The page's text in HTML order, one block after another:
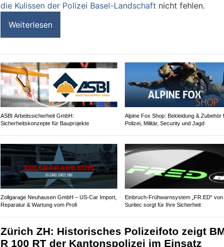
die Kulissen der Polizei Basel-Landschaft nicht fehlen.
Weiterlesen
ASBI Arbeitssicherheit GmbH:
Sicherheitskonzepte für Bauprojekte
Alpine Fox Shop: Bekleidung & Zubehör
Polizei, Militär, Security und Jagd
Zollgarage Neuhausen GmbH – US-Car Import,
Reparatur & Wartung vom Profi
Einbruch-Frühwarnsystem „FR.ED“ von
Suritec sorgt für Ihre Sicherheit
Zürich ZH: Historisches Polizeifoto zeigt
R 100 RT der Kantonspolizei im Einsatz